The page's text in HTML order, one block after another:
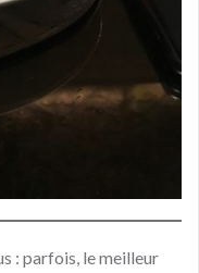
: parfois, le meilleur